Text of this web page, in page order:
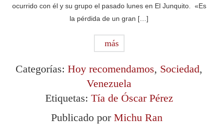
ocurrido con él y su grupo el pasado lunes en El Junquito. «Es
la pérdida de un gran […]
más
Categorías: Hoy recomendamos, Sociedad,
Venezuela
Etiquetas: Tía de Óscar Pérez
Publicado por Michu Ran